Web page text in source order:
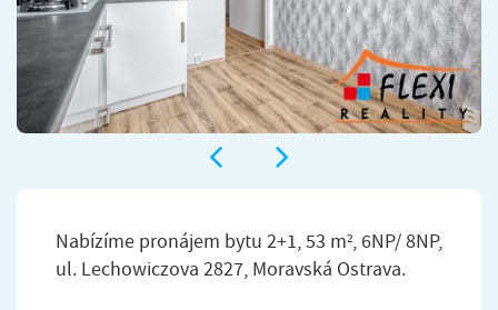
Nabízíme pronájem bytu 2+1, 53 m², 6NP/ 8NP,
ul. Lechowiczova 2827, Moravská Ostrava.